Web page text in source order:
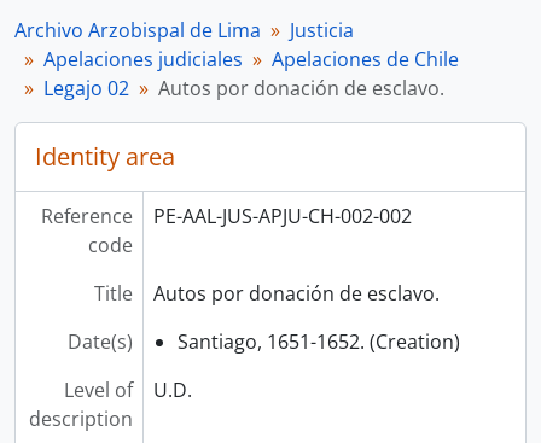
Archivo Arzobispal de Lima
Justicia
Apelaciones judiciales
Apelaciones de Chile
Legajo 02
Autos por donación de esclavo.
Identity area
Reference
code
PE-AAL-JUS-APJU-CH-002-002
Title
Autos por donación de esclavo.
Date(s)
Santiago, 1651-1652. (Creation)
Level of
description
U.D.